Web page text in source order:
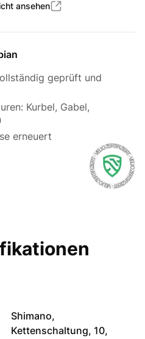
ansehen
geprüft und
Kurbel, Gabel,
erneuert
Shimano,
Kettenschaltung, 10,